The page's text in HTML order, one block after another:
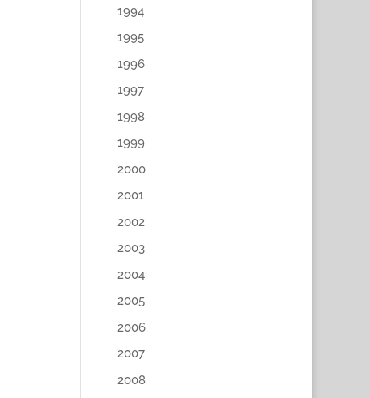
1994
1995
1996
1997
1998
1999
2000
2001
2002
2003
2004
2005
2006
2007
2008